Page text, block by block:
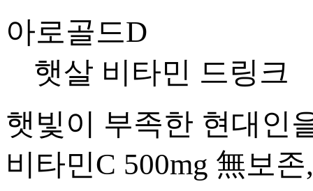
아로골드D
햇살 비타민 드링크
햇빛이 부족한 현대인
비타민C 500mg 無보